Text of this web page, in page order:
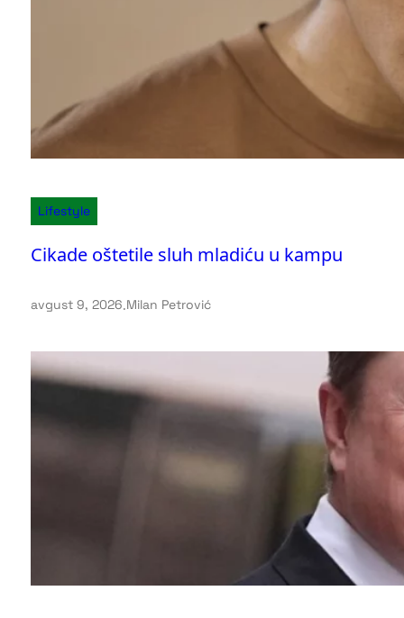
Lifestyle
Cikade oštetile sluh mladiću u kampu
avgust 9, 2026.Milan Petrović